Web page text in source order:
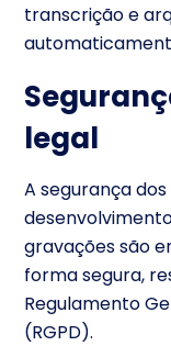
transcrição e
legal
A segurança
gravações são
forma segura,
Regulamento
(RGPD).